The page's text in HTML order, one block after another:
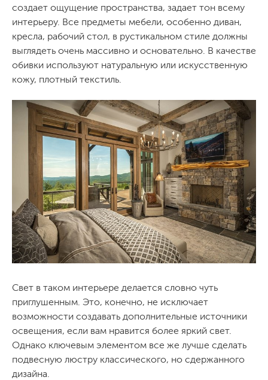
создает ощущение пространства, задает тон всему
интерьеру. Все предметы мебели, особенно диван,
кресла, рабочий стол, в рустикальном стиле должны
выглядеть очень массивно и основательно. В качестве
обивки используют натуральную или искусственную
кожу, плотный текстиль.
Свет в таком интерьере делается словно чуть
приглушенным. Это, конечно, не исключает
возможности создавать дополнительные источники
освещения, если вам нравится более яркий свет.
Однако ключевым элементом все же лучше сделать
подвесную люстру классического, но сдержанного
дизайна.